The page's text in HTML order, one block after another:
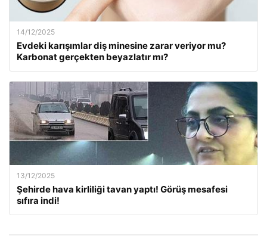
14/12/2025
Evdeki karışımlar diş minesine zarar veriyor mu?
Karbonat gerçekten beyazlatır mı?
13/12/2025
Şehirde hava kirliliği tavan yaptı! Görüş mesafesi
sıfıra indi!